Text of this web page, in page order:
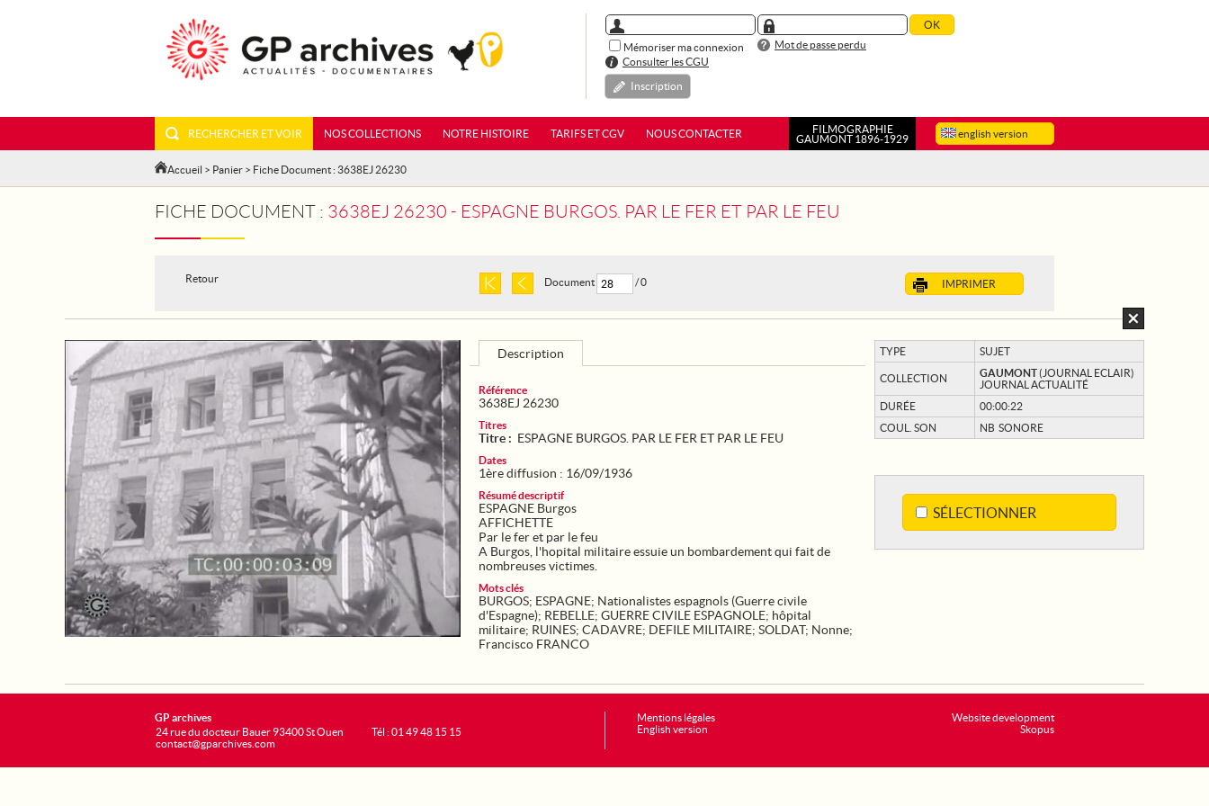
Mémoriser ma connexion
Mot de passe perdu
Consulter les CGU
Inscription
english version
RECHERCHER ET VOIR NOS COLLECTIONS NOTRE HISTOIRE TARIFS ET CGV NOUS CONTACTER
FILMOGRAPHIE
GAUMONT 1896-1929
Accueil > Panier > Fiche Document : 3638EJ 26230
FICHE DOCUMENT : 3638EJ 26230 - ESPAGNE BURGOS. PAR LE FER ET PAR LE FEU
Retour IMPRIMER
Document / 0
TYPE SUJET
COLLECTION GAUMONT(JOURNAL ECLAIR)
JOURNAL ACTUALITÉ
DURÉE
00:00:22
COUL. SON
NB SONORE
SÉLECTIONNER
Description
Référence
3638EJ 26230
Titres
Titre : ESPAGNE BURGOS. PAR LE FER ET PAR LE FEU
Dates
1ère diffusion : 16/09/1936
Résumé descriptif
ESPAGNE Burgos
AFFICHETTE
Par le fer et par le feu
A Burgos, l'hopital militaire essuie un bombardement qui fait de
nombreuses victimes.
Mots clés
BURGOS; ESPAGNE; Nationalistes espagnols (Guerre civile
d'Espagne); REBELLE; GUERRE CIVILE ESPAGNOLE; hôpital
militaire; RUINES; CADAVRE; DEFILE MILITAIRE; SOLDAT; Nonne;
Francisco FRANCO
Website development
Skopus
GP archives
24 rue du docteur Bauer 93400 St Ouen
contact@gparchives.com
Tél : 01 49 48 15 15
Mentions légales
English version